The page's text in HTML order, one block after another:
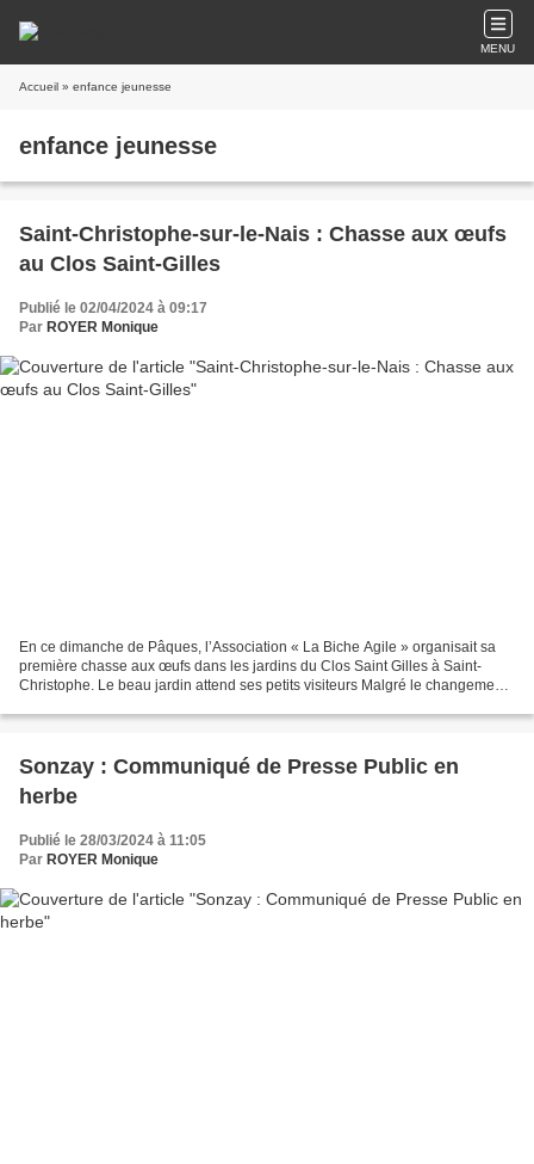
MENU
Accueil » enfance jeunesse
enfance jeunesse
Saint-Christophe-sur-le-Nais : Chasse aux œufs
au Clos Saint-Gilles
Publié le 02/04/2024 à 09:17
Par ROYER Monique
En ce dimanche de Pâques, l’Association « La Biche Agile » organisait sa
première chasse aux œufs dans les jardins du Clos Saint Gilles à Saint-
Christophe. Le beau jardin attend ses petits visiteurs Malgré le changement
Sonzay : Communiqué de Presse Public en
herbe
Publié le 28/03/2024 à 11:05
Par ROYER Monique